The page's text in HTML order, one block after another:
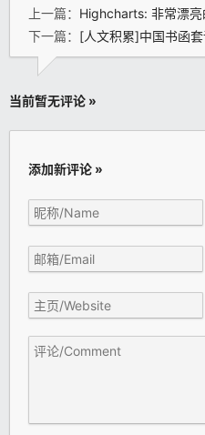
上一篇： Highcharts: 非常漂
下一篇： [人文积累]中国书函
当前暂无评论 »
添加新评论 »